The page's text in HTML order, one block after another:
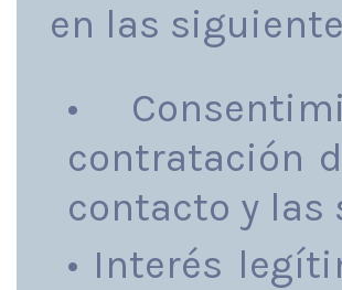
en las
•
contratación
contacto y
• Interés